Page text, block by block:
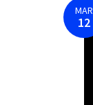
MAR
12